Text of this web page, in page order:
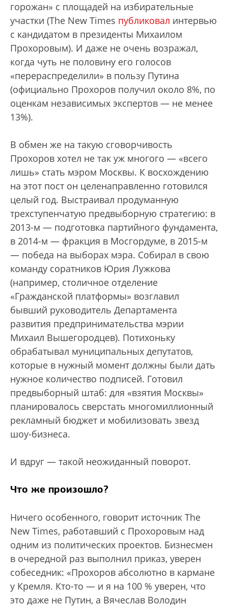
горожан» с площадей на избирательные
участки (The New Times публиковал интервью
с кандидатом в президенты Михаилом
Прохоровым). И даже не очень возражал,
когда чуть не половину его голосов
«перераспределили» в пользу Путина
(официально Прохоров получил около 8%, по
оценкам независимых экспертов — не менее
13%).
В обмен же на такую сговорчивость
Прохоров хотел не так уж многого — «всего
лишь» стать мэром Москвы. К восхождению
на этот пост он целенаправленно готовился
целый год. Выстраивал продуманную
трехступенчатую предвыборную стратегию: в
2013-м — подготовка партийного фундамента,
в 2014-м — фракция в Мосгордуме, в 2015-м
— победа на выборах мэра. Собирал в свою
команду соратников Юрия Лужкова
(например, столичное отделение
«Гражданской платформы» возглавил
бывший руководитель Департамента
развития предпринимательства мэрии
Михаил Вышегородцев). Потихоньку
обрабатывал муниципальных депутатов,
которые в нужный момент должны были дать
нужное количество подписей. Готовил
предвыборный штаб: для «взятия Москвы»
планировалось сверстать многомиллионный
рекламный бюджет и мобилизовать звезд
шоу-бизнеса.
И вдруг — такой неожиданный поворот.
Что же произошло?
Ничего особенного, говорит источник The
New Times, работавший с Прохоровым над
одним из политических проектов. Бизнесмен
в очередной раз выполнил приказ, уверен
собеседник: «Прохоров абсолютно в кармане
у Кремля. Кто-то — и я на 100 % уверен, что
это даже не Путин, а Вячеслав Володин